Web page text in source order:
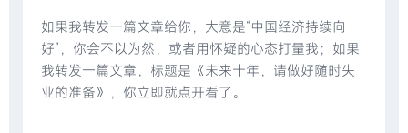
如果我转发一篇文章给你，大意是“中国经济持续向
好”，你会不以为然，或者用怀疑的心态打量我；如果
我转发一篇文章，标题是《未来十年，请做好随时失
业的准备》，你立即就点开看了。